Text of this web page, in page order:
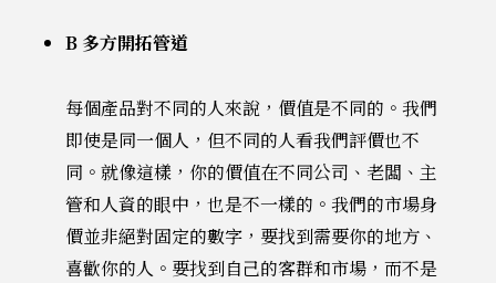
B 多方開拓管道
每個產品對不同的人來說，價值是不同的。我們
即使是同一個人，但不同的人看我們評價也不
同。就像這樣，你的價值在不同公司、老闆、主
管和人資的眼中，也是不一樣的。我們的市場身
價並非絕對固定的數字，要找到需要你的地方、
喜歡你的人。要找到自己的客群和市場，而不是